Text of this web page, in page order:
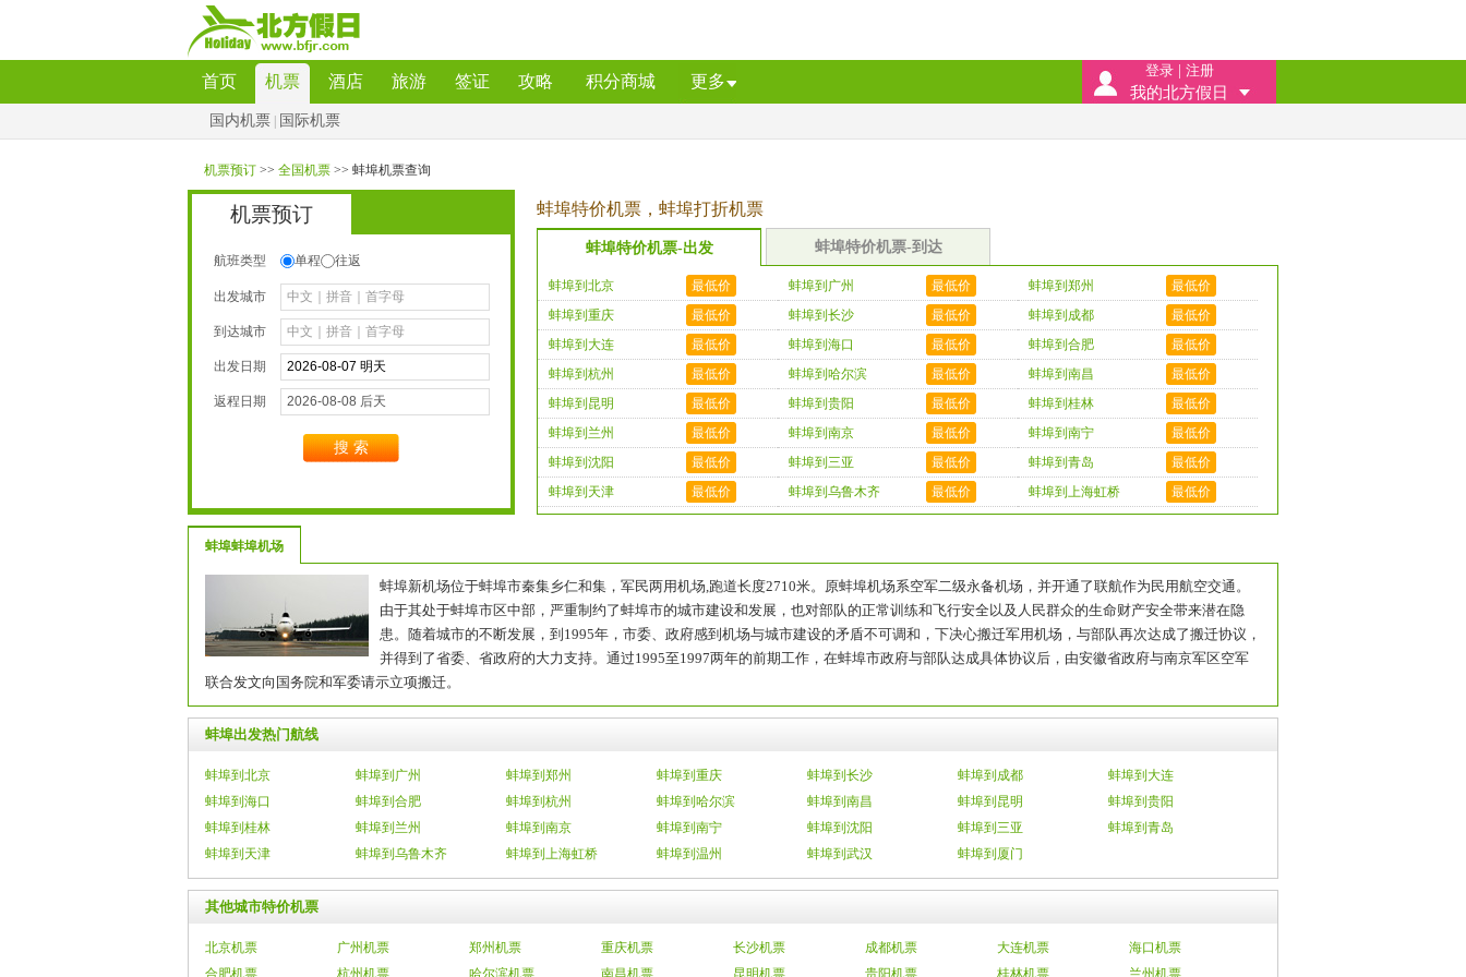
首页 机票 酒店 旅游 签证 攻略 积分商城 更多
登录| 注册
我的北方假日
国内机票 国际机票
机票预订 >> 全国机票 >>蚌埠机票查询
机票预订
航班类型 单程 往返
出发城市
到达城市
出发日期
返程日期
搜索
蚌埠特价机票，蚌埠打折机票
蚌埠特价机票-出发 蚌埠特价机票-到达
蚌埠到北京 最低价 蚌埠到广州 最低价 蚌埠到郑州
最低价
蚌埠到重庆
最低价 蚌埠到长沙 最低价 蚌埠到成都
最低价
蚌埠到大连
最低价 蚌埠到海口 最低价 蚌埠到合肥
最低价
蚌埠到杭州
最低价 蚌埠到哈尔滨 最低价 蚌埠到南昌
最低价
蚌埠到昆明
最低价 蚌埠到贵阳 最低价 蚌埠到桂林
最低价
蚌埠到兰州
最低价 蚌埠到南京 最低价 蚌埠到南宁
最低价
蚌埠到沈阳
最低价 蚌埠到三亚 最低价 蚌埠到青岛
最低价
蚌埠到天津
最低价 蚌埠到乌鲁木齐 最低价 蚌埠到上海虹桥 最低价
蚌埠蚌埠机场
蚌埠新机场位于蚌埠市秦集乡仁和集，军民两用机场,跑道长度2710米。原蚌埠机场系空军二级永备机场，并开通了联航作为民用航空交通。
由于其处于蚌埠市区中部，严重制约了蚌埠市的城市建设和发展，也对部队的正常训练和飞行安全以及人民群众的生命财产安全带来潜在隐
患。随着城市的不断发展，到1995年，市委、政府感到机场与城市建设的矛盾不可调和，下决心搬迁军用机场，与部队再次达成了搬迁协议，
并得到了省委、省政府的大力支持。通过1995至1997两年的前期工作，在蚌埠市政府与部队达成具体协议后，由安徽省政府与南京军区空军
联合发文向国务院和军委请示立项搬迁。
蚌埠出发热门航线
蚌埠到北京 蚌埠到广州 蚌埠到郑州 蚌埠到重庆 蚌埠到长沙 蚌埠到成都
蚌埠到大连
蚌埠到海口
蚌埠到合肥 蚌埠到杭州 蚌埠到哈尔滨 蚌埠到南昌 蚌埠到昆明
蚌埠到贵阳
蚌埠到桂林
蚌埠到兰州 蚌埠到南京 蚌埠到南宁 蚌埠到沈阳 蚌埠到三亚
蚌埠到青岛
蚌埠到天津
蚌埠到乌鲁木齐 蚌埠到上海虹桥 蚌埠到温州 蚌埠到武汉 蚌埠到厦门
其他城市特价机票
北京机票 广州机票 郑州机票 重庆机票 长沙机票 成都机票 大连机票
海口机票
合肥机票
杭州机票 哈尔滨机票 南昌机票 昆明机票 贵阳机票 桂林机票 兰州机票